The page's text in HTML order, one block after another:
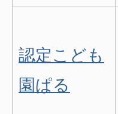
認定こども
園ぱる